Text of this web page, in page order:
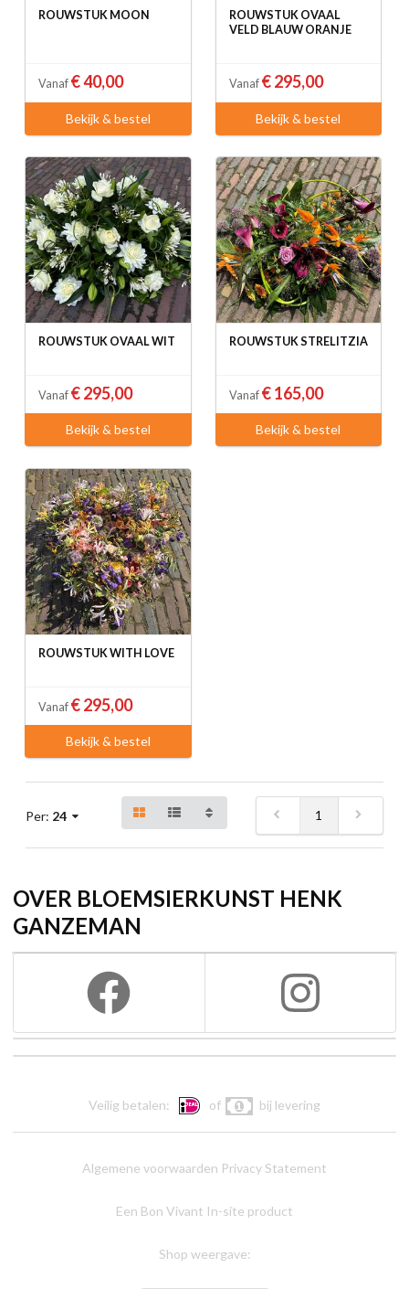
ROUWSTUK MOON
Vanaf € 40,00
Bekijk & bestel
ROUWSTUK OVAAL
VELD BLAUW ORANJE
Vanaf € 295,00
Bekijk & bestel
ROUWSTUK OVAAL WIT
Vanaf € 295,00
Bekijk & bestel
ROUWSTUK STRELITZIA
Vanaf € 165,00
Bekijk & bestel
ROUWSTUK WITH LOVE
Vanaf € 295,00
Bekijk & bestel
Per: 24 1
OVER BLOEMSIERKUNST HENK
GANZEMAN
Veilig betalen: of bij levering
Algemene voorwaarden Privacy Statement
Een Bon Vivant In-site product
Shop weergave: